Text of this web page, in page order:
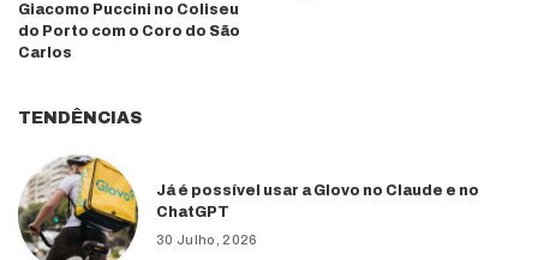
Giacomo Puccini no Coliseu
do Porto com o Coro do São
Carlos
TENDÊNCIAS
Já é possível usar a Glovo no Claude e no
ChatGPT
30 Julho, 2026